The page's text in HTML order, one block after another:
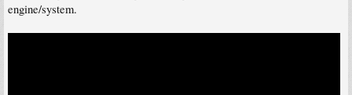
engine/system.